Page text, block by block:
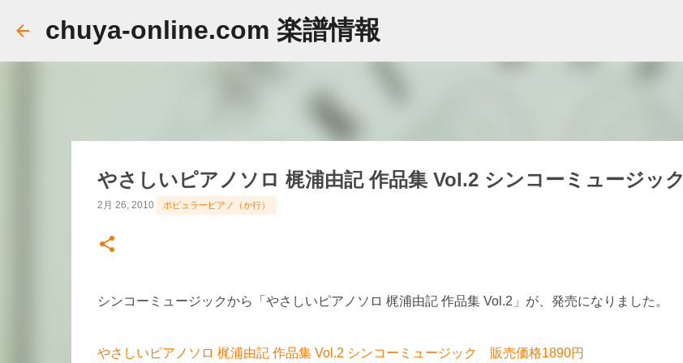
chuya-online.com 楽譜情報
やさしいピアノソロ 梶浦由記 作品集 Vol.2 シンコーミュージック
2月 26, 2010 ポピュラーピアノ（か行）
シンコーミュージックから「やさしいピアノソロ 梶浦由記 作品集 Vol.2」が、発売になりました。
やさしいピアノソロ 梶浦由記 作品集 Vol.2 シンコーミュージック 販売価格1890円